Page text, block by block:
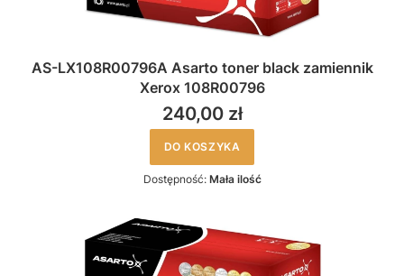
AS-LX108R00796A Asarto toner black zamiennik
Xerox 108R00796
240,00 zł
DO KOSZYKA
Dostępność: Mała ilość